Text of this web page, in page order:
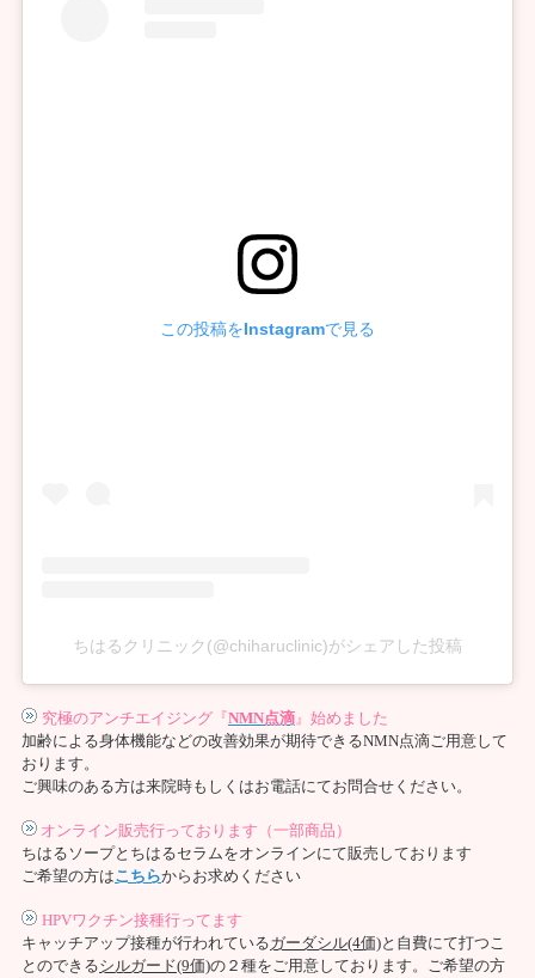
この投稿をInstagramで見る
ちはるクリニック(@chiharuclinic)がシェアした投稿
究極のアンチエイジング『NMN点滴』始めました
加齢による身体機能などの改善効果が期待できるNMN点滴ご用意して
おります。
ご興味のある方は来院時もしくはお電話にてお問合せください。
オンライン販売行っております（一部商品）
ちはるソープとちはるセラムをオンラインにて販売しております
ご希望の方はこちらからお求めください
HPVワクチン接種行ってます
キャッチアップ接種が行われているガーダシル(4価)と自費にて打つこ
とのできるシルガード(9価)の２種をご用意しております。ご希望の方